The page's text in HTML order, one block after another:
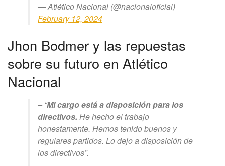
— Atlético Nacional (@nacionaloficial)
February 12, 2024
Jhon Bodmer y las repuestas
sobre su futuro en Atlético
Nacional
– “Mi cargo está a disposición para los
directivos. He hecho el trabajo
honestamente. Hemos tenido buenos y
regulares partidos. Lo dejo a disposición de
los directivos”.